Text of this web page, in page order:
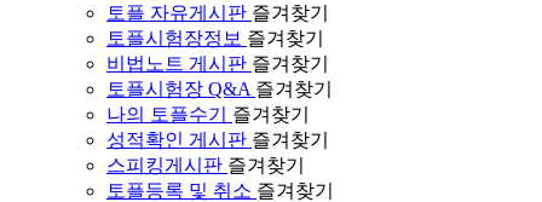
토플 자유게시판 즐겨찾기
토플시험장정보 즐겨찾기
비법노트 게시판 즐겨찾기
토플시험장 Q&A 즐겨찾기
나의 토플수기
즐겨찾기
성적확인 게시판 즐겨찾기
스피킹게시판 즐겨찾기
토플등록 및 취소 즐겨찾기